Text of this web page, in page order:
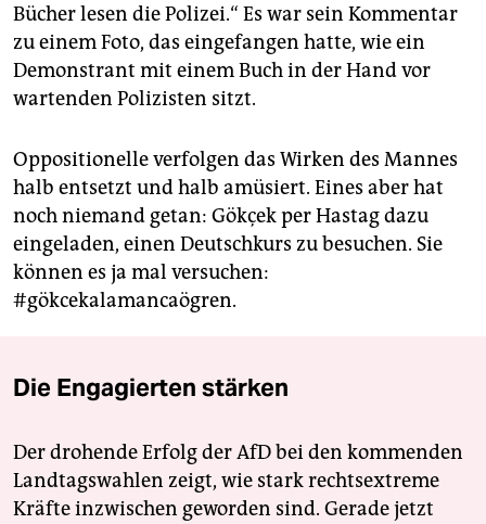
Bücher lesen die Polizei.“ Es war sein Kommentar
zu einem Foto, das eingefangen hatte, wie ein
Demonstrant mit einem Buch in der Hand vor
wartenden Polizisten sitzt.
Oppositionelle verfolgen das Wirken des Mannes
halb entsetzt und halb amüsiert. Eines aber hat
noch niemand getan: Gökçek per Hastag dazu
eingeladen, einen Deutschkurs zu besuchen. Sie
können es ja mal versuchen:
#gökcekalamancaögren.
Die Engagierten stärken
Der drohende Erfolg der AfD bei den kommenden
Landtagswahlen zeigt, wie stark rechtsextreme
Kräfte inzwischen geworden sind. Gerade jetzt